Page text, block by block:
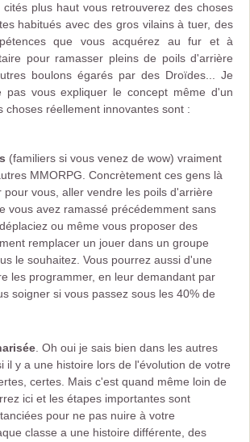
plus haut vous retrouverez des choses
habitués avec des gros vilains à tuer, des
que vous acquérez au fur et à
pour ramasser pleins de poils d'arrière
boulons égarés par des Droïdes... Je
pas vous expliquer le concept même d'un
choses réellement innovantes sont :
(familiers si vous venez de wow) vraiment
MMORPG. Concrètement ces gens là
pour vous, aller vendre les poils d'arrière
vous avez ramassé précédemment sans
ou même vous proposer des
remplacer un jouer dans un groupe
le souhaitez. Vous pourrez aussi d'une
les programmer, en leur demandant par
soigner si vous passez sous les 40% de
. Oh oui je sais bien dans les autres
il y a une histoire lors de l'évolution de votre
certes. Mais c'est quand même loin de
ici et les étapes importantes sont
pour ne pas nuire à votre
classe a une histoire différente, des